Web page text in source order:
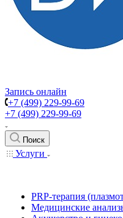
Запись онлайн
+7 (499) 229-99-69
+7 (499) 229-99-69
Поиск
Услуги
PRP-терапия
Медицинские